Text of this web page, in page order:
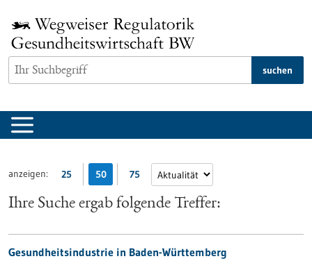
Inhalt
springen
suchen
anzeigen: 25 50 75
Ihre Suche ergab folgende Treffer:
Gesundheitsindustrie in Baden-Württemberg